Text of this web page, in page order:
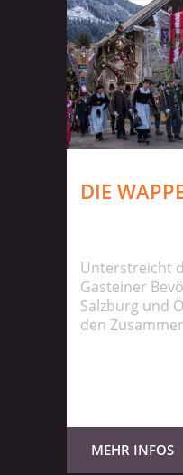
DIE
Unterstreicht
Gasteiner
Salzburg und
den
MEHR INFOS